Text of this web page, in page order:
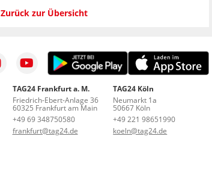
Zurück zur Übersicht
TAG24 Frankfurt a. M.
Friedrich-Ebert-Anlage 36
60325 Frankfurt am Main
+49 69 348750580
frankfurt@tag24.de
TAG24 Köln
Neumarkt 1a
50667 Köln
+49 221 98651990
koeln@tag24.de